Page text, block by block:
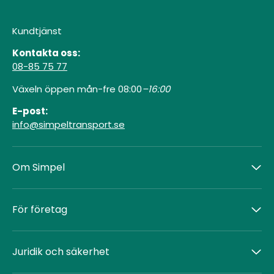
Kundtjänst
Kontakta oss:
08-85 75 77
Växeln öppen mån-fre 08:00–16:00
E-post:
info@simpeltransport.se
Om Simpel
För företag
Juridik och säkerhet